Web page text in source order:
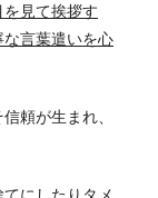
を見て挨拶す
言葉遣いを心
頼が生まれ、
にしたりタメ